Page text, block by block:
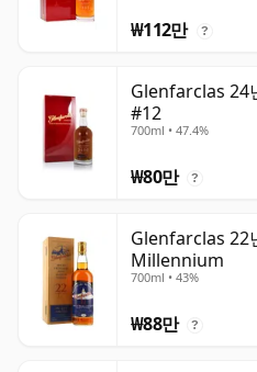
₩112만 ?
Glenfarclas 24
#12
700ml • 47.4%
₩80만 ?
Glenfarclas
Millennium
700ml • 43%
₩88만 ?